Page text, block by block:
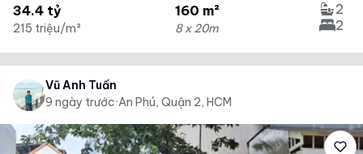
34.4 tỷ
215 triệu/m²
160 m²
8 x 20m
2
2
Vũ Anh Tuấn
9 ngày trước·An Phú, Quận 2, HCM